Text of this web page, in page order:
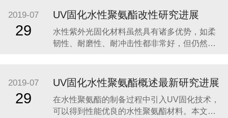
2019-07
29
UV固化水性聚氨酯改性研究进展
水性紫外光固化材料虽然具有诸多优势，如柔
韧性、耐磨性、耐冲击性都非常好，但仍然有
的优点;同时，水的高表面张力对低表面能基材
和颜料浸润性差，易引起涂布不均;此外，与溶
剂型紫外光固化涂料相比，水性紫外光固化涂
料双键含量
2019-07
29
UV固化水性聚氨酯概述最新研究进展
在水性聚氨酯的制备过程中引入UV固化技术，
可以得到性能优良的水性聚氨酯材料。本文阐